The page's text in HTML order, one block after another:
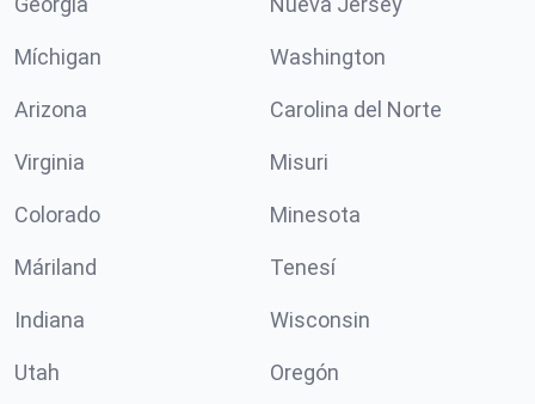
Míchigan Washington
Arizona Carolina del Norte
Virginia Misuri
Colorado Minesota
Máriland Tenesí
Indiana Wisconsin
Utah Oregón